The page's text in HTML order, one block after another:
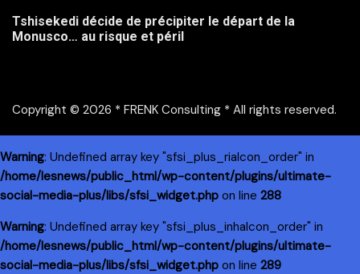
Tshisekedi décide de précipiter le départ de la
Monusco… au risque et péril
Copyright © 2026 * FRENK Consulting * All rights reserved.
Warning: Undefined array key "sfsi_plus_riaIcon_order" in
/home/lesnews/public_html/wp-content/plugins/ultimate-
social-media-plus/libs/sfsi_widget.php on line 288
Warning: Undefined array key "sfsi_plus_inhaIcon_order" in
/home/lesnews/public_html/wp-content/plugins/ultimate-
social-media-plus/libs/sfsi_widget.php on line 289